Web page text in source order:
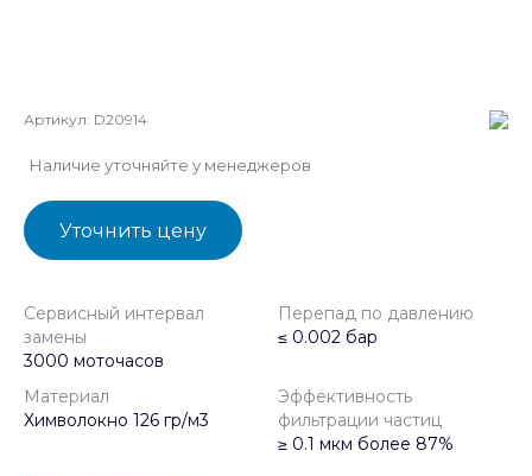
Артикул: D20914
Наличие уточняйте у менеджеров
Уточнить цену
Сервисный интервал
замены
3000 моточасов
Перепад по давлению
≤ 0.002 бар
Материал
Химволокно 126 гр/м3
Эффективность
фильтрации частиц
≥ 0.1 мкм более 87%